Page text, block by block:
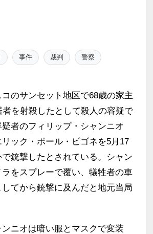
事件 裁判
警察
のサンセット地区で68歳の家主
者を射殺したとして殺人の容疑で
者のフィリップ・シャンニオ
ック・ポール・ビゴネを5月17
で銃撃したとされている。シャン
をスプレーで覆い、犠牲者の車
てから銃撃に及んだと地元当局
ニオは暗い服とマスクで変装